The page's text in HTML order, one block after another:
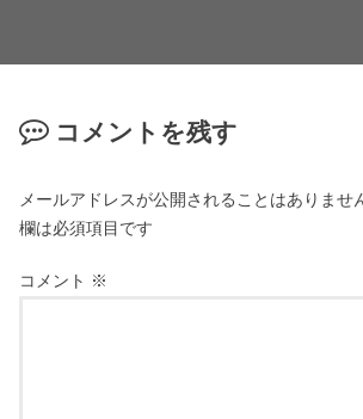
コメントを残す
メールアドレスが公開されることはありませ
欄は必須項目です
コメント ※